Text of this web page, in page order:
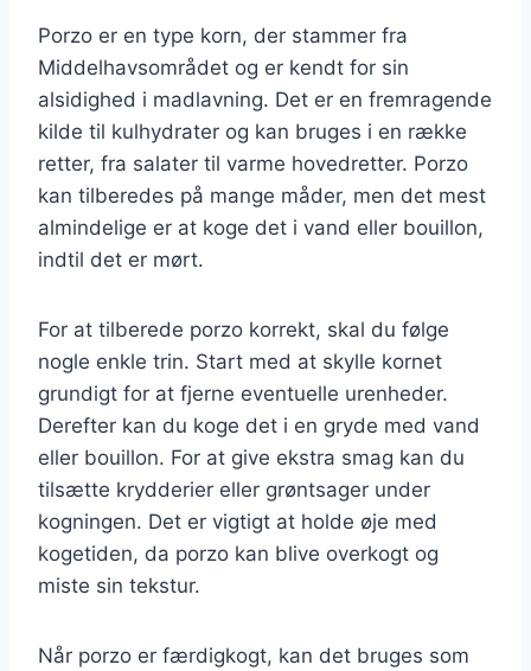
Porzo er en type korn, der stammer fra
Middelhavsområdet og er kendt for sin
alsidighed i madlavning. Det er en fremragende
kilde til kulhydrater og kan bruges i en række
retter, fra salater til varme hovedretter. Porzo
kan tilberedes på mange måder, men det mest
almindelige er at koge det i vand eller bouillon,
indtil det er mørt.
For at tilberede porzo korrekt, skal du følge
nogle enkle trin. Start med at skylle kornet
grundigt for at fjerne eventuelle urenheder.
Derefter kan du koge det i en gryde med vand
eller bouillon. For at give ekstra smag kan du
tilsætte krydderier eller grøntsager under
kogningen. Det er vigtigt at holde øje med
kogetiden, da porzo kan blive overkogt og
miste sin tekstur.
Når porzo er færdigkogt, kan det bruges som